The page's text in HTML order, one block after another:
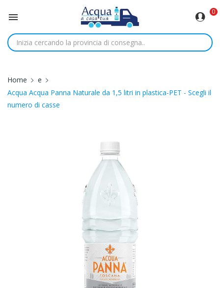

0
Home
e
Acqua Acqua Panna Naturale da 1,5 litri in plastica-PET - Scegli il
numero di casse